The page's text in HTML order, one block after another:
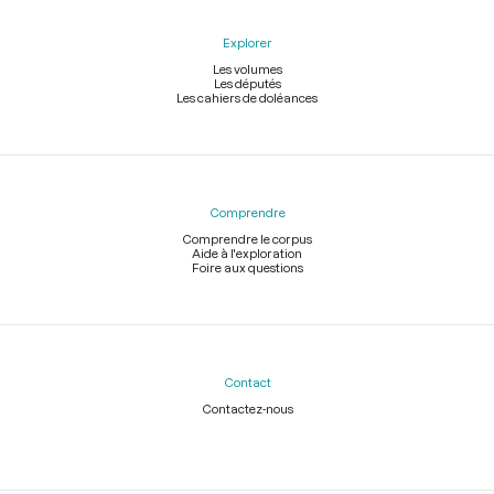
Explorer
Les volumes
Les députés
Les cahiers de doléances
Comprendre
Comprendre le corpus
Aide à l'exploration
Foire aux questions
Contact
Contactez-nous
Légal